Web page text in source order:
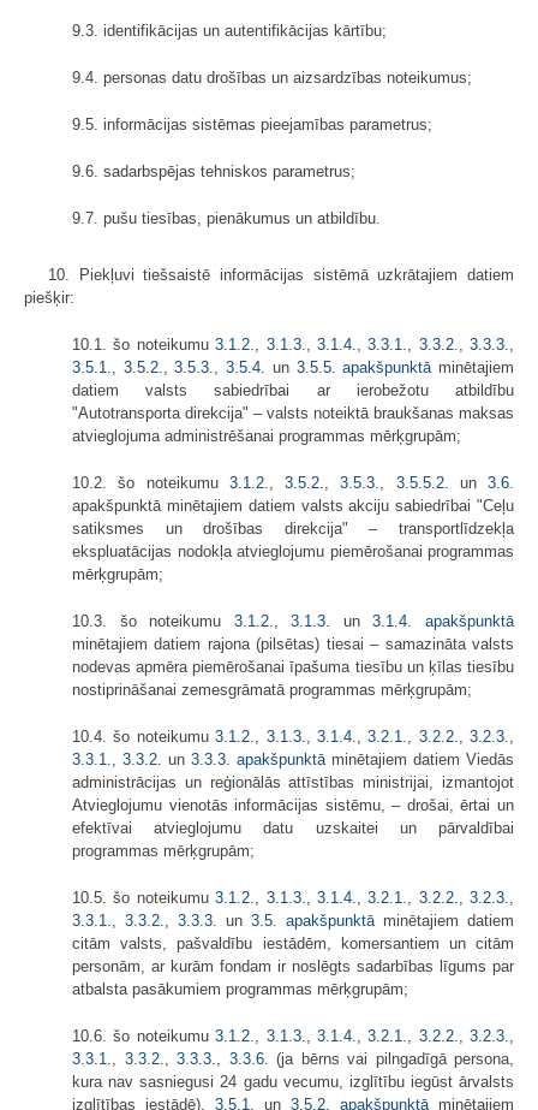
9.3. identifikācijas un autentifikācijas kārtību;
9.4. personas datu drošības un aizsardzības noteikumus;
9.5. informācijas sistēmas pieejamības parametrus;
9.6. sadarbspējas tehniskos parametrus;
9.7. pušu tiesības, pienākumus un atbildību.
10. Piekļuvi tiešsaistē informācijas sistēmā uzkrātajiem datiem
piešķir:
10.1. šo noteikumu3.1.2. 3.1.3. 3.1.4. ,3.3.1. 3.3.2. 3.3.3.
3.5.1.,
3.5.2. ,3.5.3. ,3.5.4. un 3.5.5. apakšpunktā minētajiem
datiem valsts sabiedrībai ar ierobežotu atbildību
"Autotransporta direkcija" – valsts noteiktā braukšanas maksas
atvieglojuma administrēšanai programmas mērķgrupām;
10.2. šo noteikumu 3.1.2. 3.5.2. ,3.5.3. 3.5.5.2. un 3.6.
apakšpunktā minētajiem datiem valsts akciju sabiedrībai "Ceļu
satiksmes un drošības direkcija" – transportlīdzekļa
ekspluatācijas nodokļa atvieglojumu piemērošanai programmas
mērķgrupām;
10.3. šo noteikumu 3.1.2. ,3.1.3. un3.1.4. apakšpunktā
minētajiem datiem rajona (pilsētas) tiesai – samazināta valsts
nodevas apmēra piemērošanai īpašuma tiesību un ķīlas tiesību
nostiprināšanai zemesgrāmatā programmas mērķgrupām;
10.4. šo noteikumu3.1.2. 3.1.3. 3.1.4. ,3.2.1. 3.2.2. 3.2.3.
3.3.1.
3.3.2. un 3.3.3. apakšpunktā minētajiem datiem Viedās
administrācijas un reģionālās attīstības ministrijai, izmantojot
Atvieglojumu vienotās informācijas sistēmu, – drošai, ērtai un
efektīvai atvieglojumu datu uzskaitei un pārvaldībai
programmas mērķgrupām;
10.5. šo noteikumu3.1.2. 3.1.3. 3.1.4. 3.2.1. 3.2.2. 3.2.3.
3.3.1.
3.3.2. 3.3.3. un 3.5. apakšpunktā minētajiem datiem
citām valsts, pašvaldību iestādēm, komersantiem un citām
personām, ar kurām fondam ir noslēgts sadarbības līgums par
atbalsta pasākumiem programmas mērķgrupām;
10.6. šo noteikumu3.1.2. 3.1.3. 3.1.4. ,3.2.1. 3.2.2. 3.2.3.
3.3.1.
3.3.2. 3.3.3. 3.3.6.
(ja bērns vai pilngadīgā persona,
kura nav sasniegusi 24 gadu vecumu, izglītību iegūst ārvalsts
izglītības iestādē), 3.5.1. un 3.5.2. apakšpunktā minētajiem